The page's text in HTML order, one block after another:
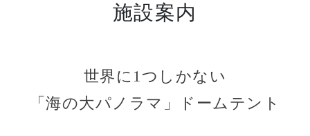
施設案内
世界に1つしかない
「海の大パノラマ」ドームテント